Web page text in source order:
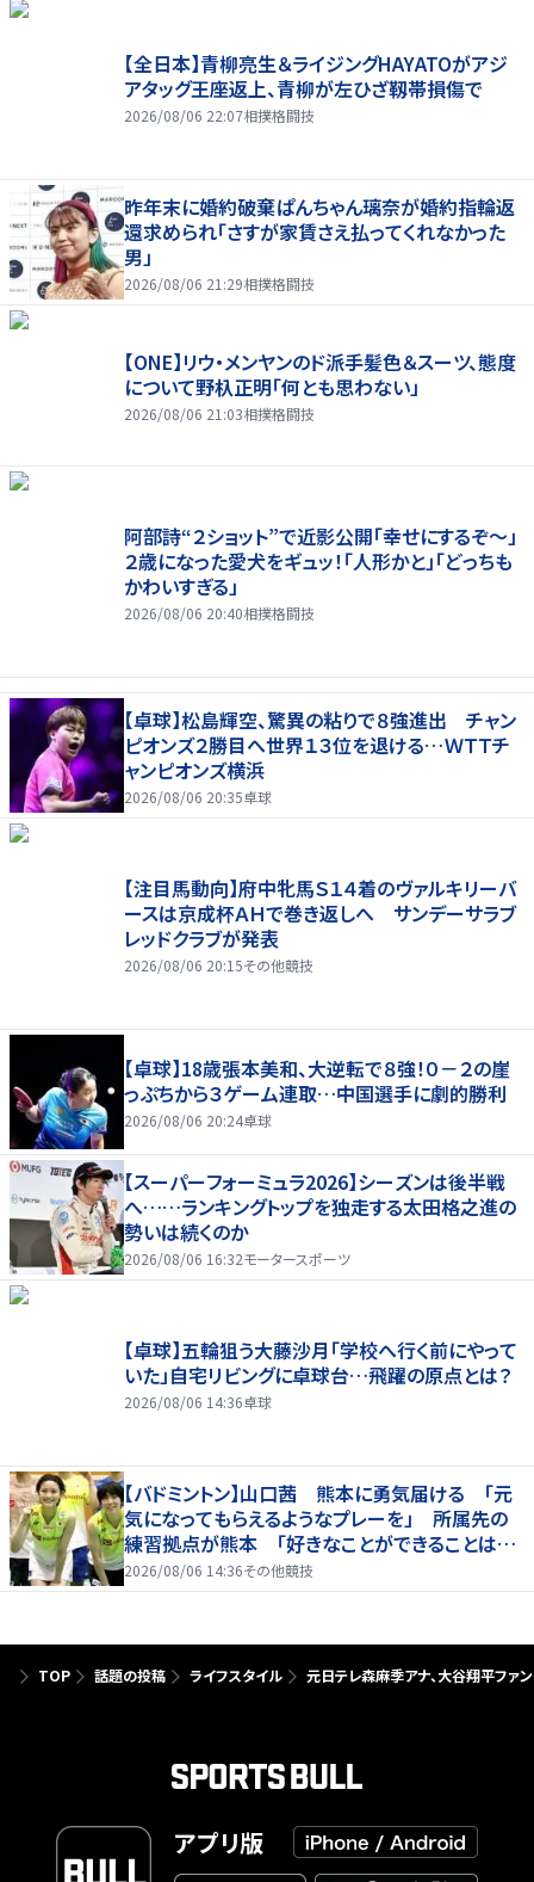
【全日本】青柳亮生＆ライジングHAYATOがアジ
アタッグ王座返上、青柳が左ひざ靱帯損傷で
2026/08/06 22:07相撲格闘技
昨年末に婚約破棄ぱんちゃん璃奈が婚約指輪返
還求められ「さすが家賃さえ払ってくれなかった
男」
2026/08/06 21:29相撲格闘技
【ONE】リウ・メンヤンのド派手髪色＆スーツ、態度
について野杁正明「何とも思わない」
2026/08/06 21:03相撲格闘技
阿部詩“２ショット”で近影公開「幸せにするぞ〜」
２歳になった愛犬をギュッ！「人形かと」「どっちも
かわいすぎる」
2026/08/06 20:40相撲格闘技
【卓球】松島輝空、驚異の粘りで８強進出 チャン
ピオンズ２勝目へ世界１３位を退ける…ＷＴＴチ
ャンピオンズ横浜
2026/08/06 20:35卓球
【注目馬動向】府中牝馬Ｓ１４着のヴァルキリーバ
ースは京成杯ＡＨで巻き返しへ サンデーサラブ
レッドクラブが発表
2026/08/06 20:15その他競技
【卓球】18歳張本美和、大逆転で８強！０－２の崖
っぷちから３ゲーム連取…中国選手に劇的勝利
2026/08/06 20:24卓球
【スーパーフォーミュラ2026】シーズンは後半戦
へ……ランキングトップを独走する太田格之進の
勢いは続くのか
2026/08/06 16:32モータースポーツ
【卓球】五輪狙う大藤沙月「学校へ行く前にやって
いた」自宅リビングに卓球台…飛躍の原点とは？
2026/08/06 14:36卓球
【バドミントン】山口茜 熊本に勇気届ける 「元
気になってもらえるようなプレーを」 所属先の
練習拠点が熊本 「好きなことができることは当
たり前じゃない」
2026/08/06 14:36その他競技
TOP 話題の投稿 ライフスタイル 元日テレ森麻季アナ、大谷翔平ファ
アプリ版